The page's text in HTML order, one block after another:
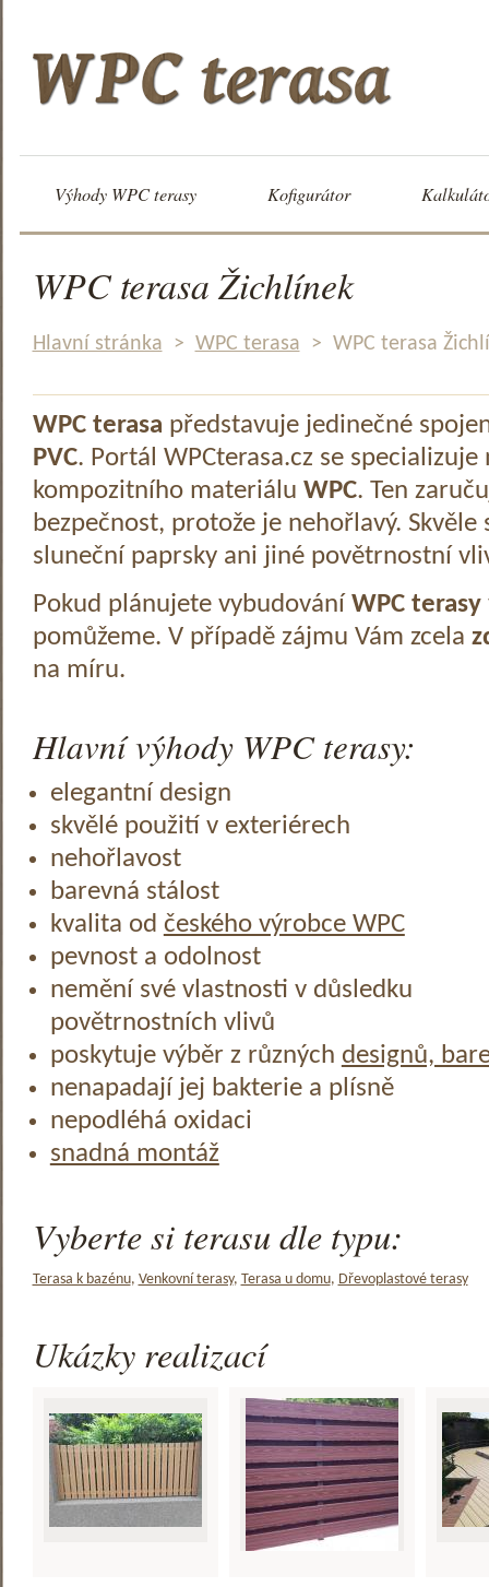
Výhody WPC terasy Kofigurátor
WPC terasa Žichlínek
Hlavní stránka > WPC terasa > WPC terasa
WPC terasa představuje jedinečné
PVC. Portál WPCterasa.cz se specializuje
kompozitního materiálu WPC. Ten
bezpečnost, protože je nehořlavý.
sluneční paprsky ani jiné povětrnostní
Pokud plánujete vybudování WPC terasy
pomůžeme. V případě zájmu Vám zcela
na míru.
Hlavní výhody WPC terasy:
elegantní design
skvělé použití v exteriérech
nehořlavost
barevná stálost
kvalita od českého výrobce WPC
pevnost a odolnost
nemění své vlastnosti v důsledku
povětrnostních vlivů
poskytuje výběr z různých designů,
nenapadají jej bakterie a plísně
nepodléhá oxidaci
snadná montáž
Vyberte si terasu dle typu:
Terasa k bazénu, Venkovní terasy, Terasa u domu, Dřevoplastové terasy
Ukázky realizací